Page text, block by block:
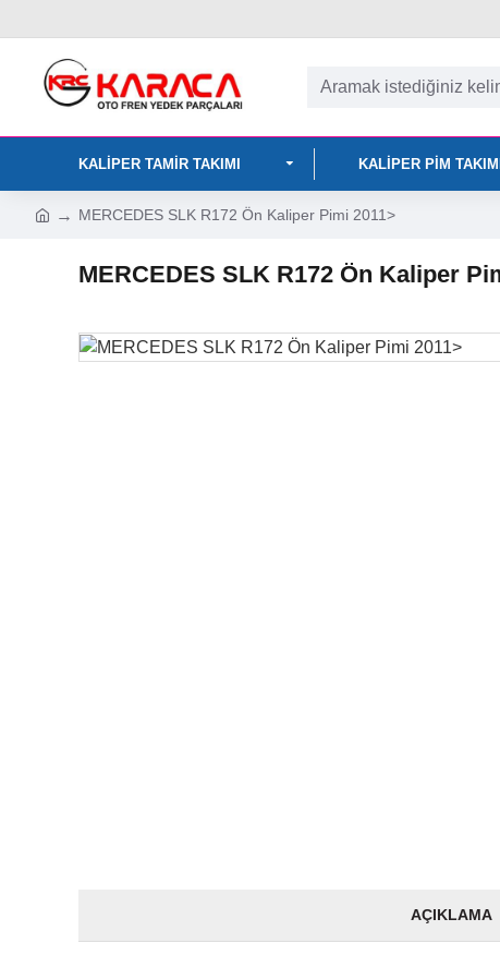
KALIPER TAMIR TAKIMI KALIPER PIM
MERCEDES SLK R172 Ön Kaliper Pimi 2011>
MERCEDES SLK R172 Ön Kaliper
AÇIKLAMA